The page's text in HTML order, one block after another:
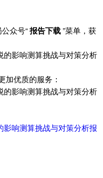
众号“报告下载”菜单，获
加优质的服务：
响测算挑战与对策分析报